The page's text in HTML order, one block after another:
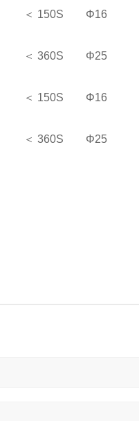
＜ 150S Φ16
＜ 360S Φ25
＜ 150S Φ16
＜ 360S Φ25